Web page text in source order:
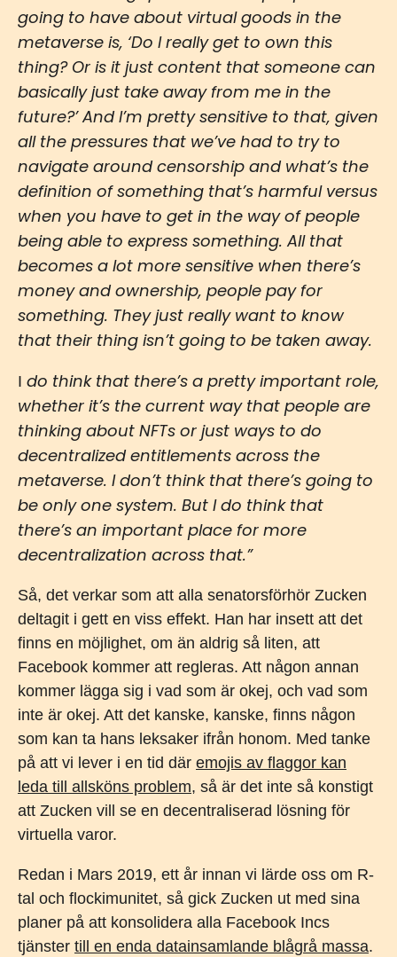
going to have about virtual goods in the
metaverse is, ‘Do I really get to own this
thing? Or is it just content that someone can
basically just take away from me in the
future?’ And I’m pretty sensitive to that, given
all the pressures that we’ve had to try to
navigate around censorship and what’s the
definition of something that’s harmful versus
when you have to get in the way of people
being able to express something. All that
becomes a lot more sensitive when there’s
money and ownership, people pay for
something. They just really want to know
that their thing isn’t going to be taken away.
I do think that there’s a pretty important role,
whether it’s the current way that people are
thinking about NFTs or just ways to do
decentralized entitlements across the
metaverse. I don’t think that there’s going to
be only one system. But I do think that
there’s an important place for more
decentralization across that.”
Så, det verkar som att alla senatorsförhör Zucken
deltagit i gett en viss effekt. Han har insett att det
finns en möjlighet, om än aldrig så liten, att
Facebook kommer att regleras. Att någon annan
kommer lägga sig i vad som är okej, och vad som
inte är okej. Att det kanske, kanske, finns någon
som kan ta hans leksaker ifrån honom. Med tanke
på att vi lever i en tid där emojis av flaggor kan
leda till allsköns problem, så är det inte så konstigt
att Zucken vill se en decentraliserad lösning för
virtuella varor.
Redan i Mars 2019, ett år innan vi lärde oss om R-
tal och flockimunitet, så gick Zucken ut med sina
planer på att konsolidera alla Facebook Incs
tjänster till en enda datainsamlande blågrå massa.